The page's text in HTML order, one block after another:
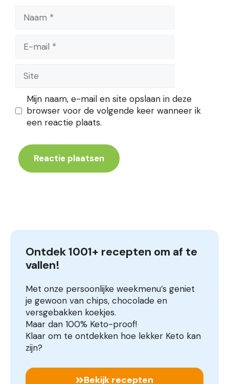
mail
Mijn naam, e-mail en site opslaan in deze
browser voor de volgende keer wanneer ik
een reactie plaats.
Ontdek 1001+ recepten om af te
vallen!
Met onze persoonlijke weekmenu’s geniet
je gewoon van chips, chocolade en
versgebakken koekjes.
Maar dan 100% Keto-proof!
Klaar om te ontdekken hoe lekker Keto kan
zijn?
Bekijk recepten